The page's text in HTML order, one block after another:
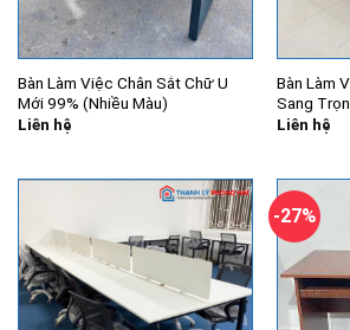
Bàn Làm Việc Chân Sắt Chữ U
Mới 99% (Nhiều Màu)
Liên hệ
Bàn Làm
Sang
Liên hệ
-27%